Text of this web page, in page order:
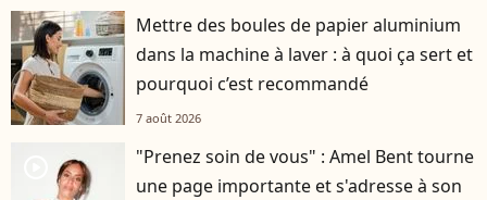
Mettre des boules de papier aluminium
dans la machine à laver : à quoi ça sert et
pourquoi c’est recommandé
7 août 2026
"Prenez soin de vous" : Amel Bent tourne
une page importante et s'adresse à son